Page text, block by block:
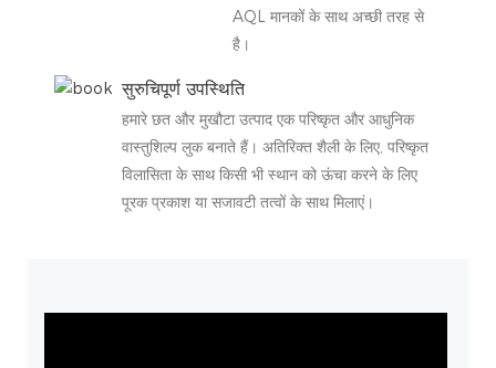
AQL मानकों के साथ अच्छी तरह से
है।
सुरुचिपूर्ण उपस्थिति
हमारे छत और मुखौटा उत्पाद एक परिष्कृत और आधुनिक
वास्तुशिल्प लुक बनाते हैं। अतिरिक्त शैली के लिए, परिष्कृत
विलासिता के साथ किसी भी स्थान को ऊंचा करने के लिए
पूरक प्रकाश या सजावटी तत्वों के साथ मिलाएं।